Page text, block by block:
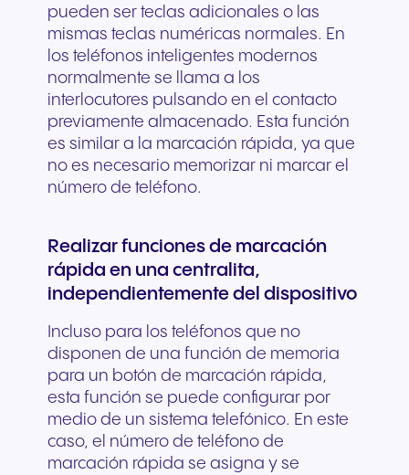
pueden ser teclas adicionales o las
mismas teclas numéricas normales. En
los teléfonos inteligentes modernos
normalmente se llama a los
interlocutores pulsando en el contacto
previamente almacenado. Esta función
es similar a la marcación rápida, ya que
no es necesario memorizar ni marcar el
número de teléfono.
Realizar funciones de marcación
rápida en una centralita,
independientemente del dispositivo
Incluso para los teléfonos que no
disponen de una función de memoria
para un botón de marcación rápida,
esta función se puede configurar por
medio de un sistema telefónico. En este
caso, el número de teléfono de
marcación rápida se asigna y se